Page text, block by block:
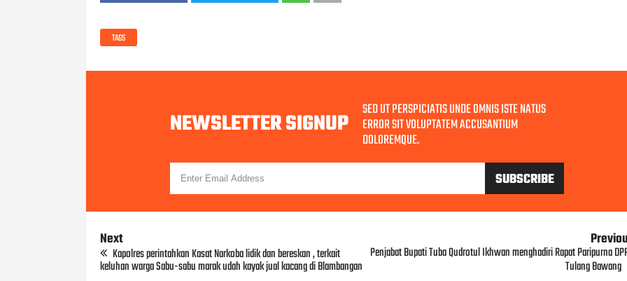
TAGS
NEWSLETTER SIGNUP SED UT PERSPICIATIS UNDE OMNIS ISTE NATUS
ERROR SIT VOLUPTATEM ACCUSANTIUM
DOLOREMQUE.
Next
Kapolres perintahkan Kasat Narkoba lidik dan bereskan , terkait
keluhan warga Sabu-sabu marak udah kayak jual kacang di Blambangan
Penjabat Bupati Tuba Qudrotul Ikhwan menghadiri Rapat Paripurna
Tulang Bawang